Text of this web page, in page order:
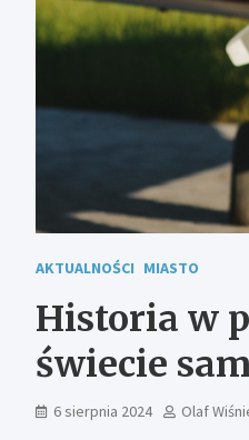
AKTUALNOŚCI MIASTO
Historia w
świecie
6 sierpnia 2024 Olaf